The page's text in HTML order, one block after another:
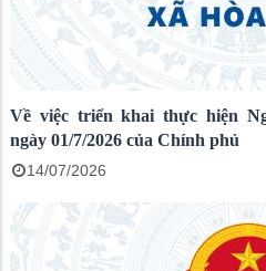
Về việc triển khai thực hiện
ngày 01/7/2026 của Chính phủ
14/07/2026